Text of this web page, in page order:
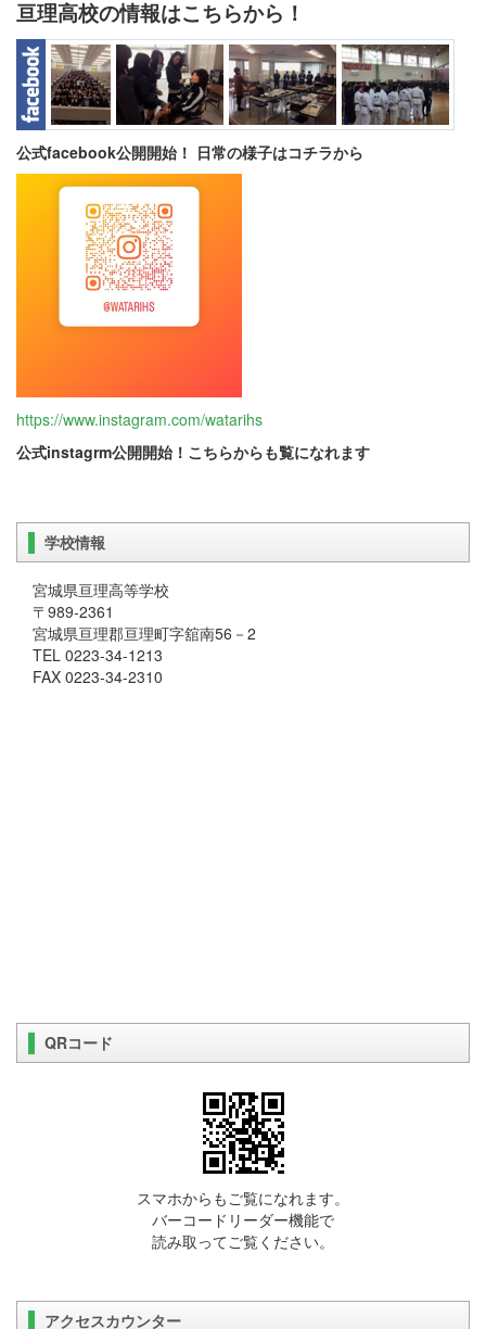
亘理高校の情報はこちらから！
公式facebook公開開始！ 日常の様子はコチラから
https://www.instagram.com/watarihs
公式instagrm公開開始！こちらからも覧になれます
学校情報
宮城県亘理高等学校
〒989-2361
宮城県亘理郡亘理町字舘南56－2
TEL 0223-34-1213
FAX 0223-34-2310
QRコード
スマホからもご覧になれます。
バーコードリーダー機能で
読み取ってご覧ください。
アクセスカウンター